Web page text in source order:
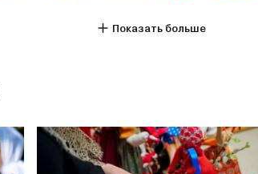
Показать больше